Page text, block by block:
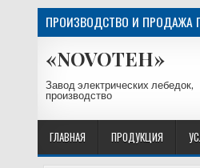
ПРОИЗВОДСТВО И ПРОДАЖА
«NOVOTEH»
Завод электрических лебедок,
производство
ГЛАВНАЯ ПРОДУКЦИЯ